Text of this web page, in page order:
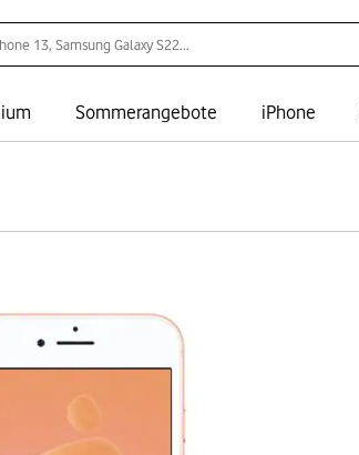
Sommerangebote iPhone